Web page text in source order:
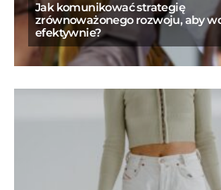
Jak komunikować strategię
zrównoważonego rozwoju, aby
efektywnie?